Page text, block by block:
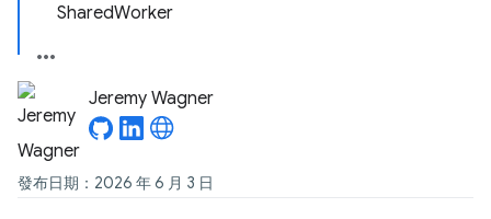
SharedWorker
Jeremy Wagner
發布日期：2026 年 6 月 3 日